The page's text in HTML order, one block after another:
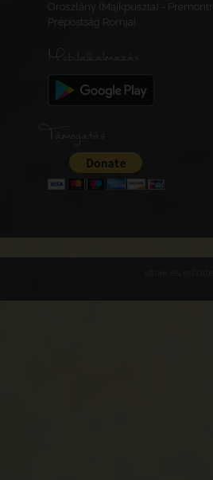
Oroszlány (Majkpuszta) -
Prépostság Romjai
Mobilalkalmazás
Támogatás